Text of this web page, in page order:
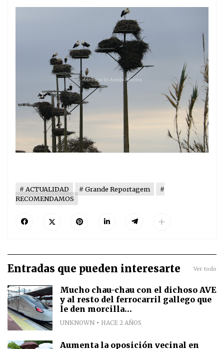
ACTUALIDAD
Grande Reportagem
RECOMENDAMOS
Entradas que pueden interesarte Ver todo
Mucho chau-chau con el dichoso AVE
y al resto del ferrocarril gallego que
le den morcilla...
UNKNOWN HACE 2 AÑOS
Aumenta la oposición vecinal en